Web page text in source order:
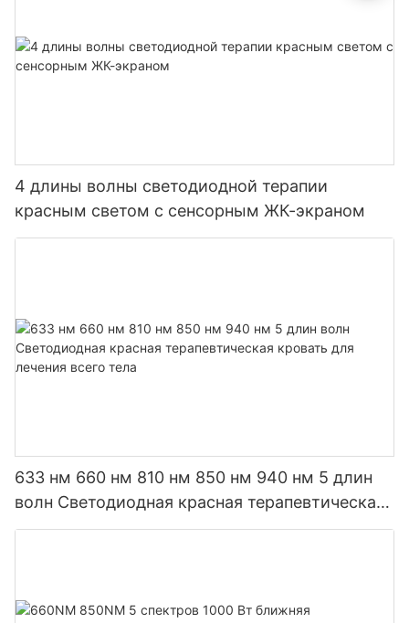
4 длины волны светодиодной терапии
красным светом с сенсорным ЖК-экраном
633 нм 660 нм 810 нм 850 нм 940 нм 5 длин
волн Светодиодная красная терапевтическая
кровать для лечения всего тела